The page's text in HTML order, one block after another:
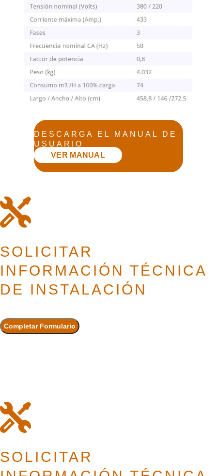
DESCARGA EL MANUAL DE
USUARIO
VER MANUAL
SOLICITAR
INFORMACIÓN TÉCNICA
DE INSTALACIÓN
SOLICITAR